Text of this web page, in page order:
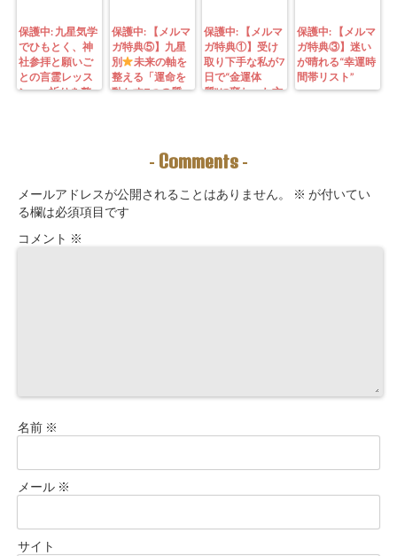
保護中: 九星気学
でひもとく、神
社参拝と願いご
との言霊レッス
ン—— 祈りを整
保護中: 【メルマ
ガ特典⑤】九星
別
未来の軸を
整える「運命を
動かす7つの質
ーチングできま
保護中: 【メルマ
ガ特典①】受け
取り下手な私が7
日で“金運体
質”に変わった方
九星別・金運ブ
ロックを外す開
保護中: 【メルマ
ガ特典③】迷い
が晴れる“幸運時
間帯リスト”
- Comments -
メールアドレスが公開されることはありません。 ※ が付いてい
る欄は必須項目です
コメント ※
名前 ※
メール ※
サイト